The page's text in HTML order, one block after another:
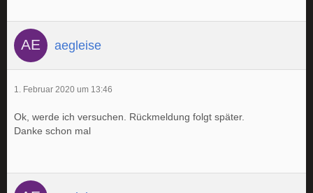
aegleise
1. Februar 2020 um 13:46
Ok, werde ich versuchen. Rückmeldung folgt später.
Danke schon mal